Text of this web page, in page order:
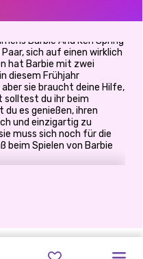
Barbie And Ken Spring
sich auf einen wirklich
hat Barbie mit zwei
diesem Frühjahr
sie braucht deine Hilfe,
solltest du ihr beim
du es genießen, ihren
und einzigartig zu
muss sich noch für die
beim Spielen von Barbie